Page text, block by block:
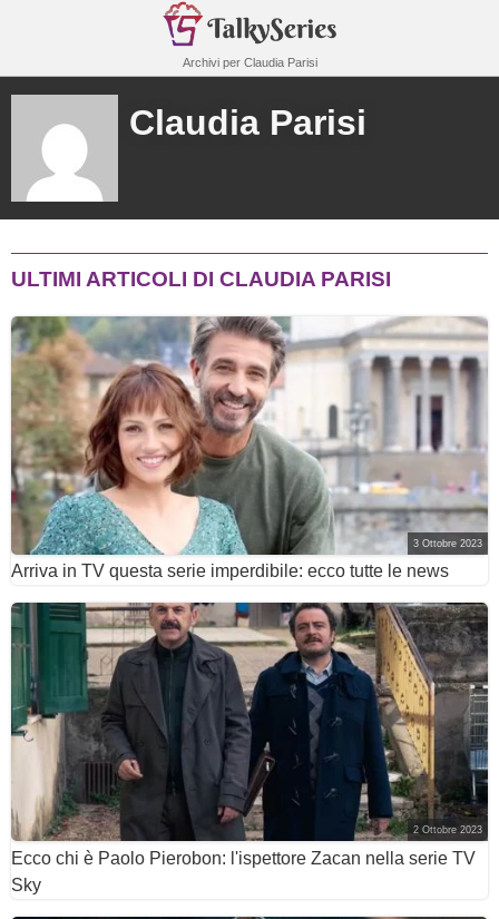
Archivi per Claudia Parisi
Claudia Parisi
ULTIMI ARTICOLI DI CLAUDIA PARISI
3 Ottobre 2023
Arriva in TV questa serie imperdibile: ecco tutte le news
2 Ottobre 2023
Ecco chi è Paolo Pierobon: l'ispettore Zacan nella serie TV
Sky